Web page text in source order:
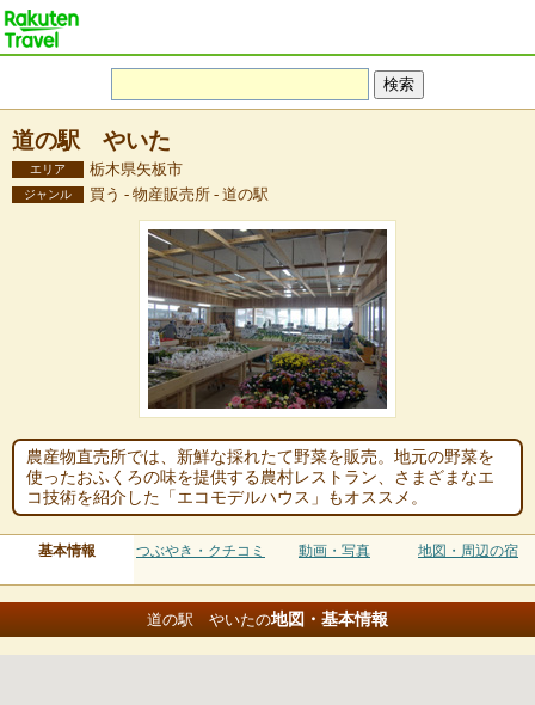
道の駅 やいた
エリア 栃木県矢板市
ジャンル 買う - 物産販売所 - 道の駅
農産物直売所では、新鮮な採れたて野菜を販売。地元の野菜を
使ったおふくろの味を提供する農村レストラン、さまざまなエ
コ技術を紹介した「エコモデルハウス」もオススメ。
基本情報 つぶやき・クチコミ 動画・写真 地図・周辺の宿
道の駅 やいたの地図・基本情報